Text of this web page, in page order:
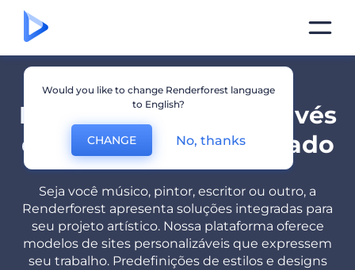
Expresse sua arte através
de um site personalizado
Seja você músico, pintor, escritor ou outro, a
Renderforest apresenta soluções integradas para
seu projeto artístico. Nossa plataforma oferece
modelos de sites personalizáveis que expressem
seu trabalho. Predefinições de estilos e designs
Would you like to change Renderforest language
to English?
CHANGE No, thanks